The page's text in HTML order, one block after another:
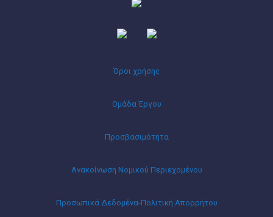
Όροι χρήσης
Ομάδα Έργου
Προσβασιμότητα
Ανακοίνωση Νομικού Περιεχομένου
Προσωπικά Δεδομένα-Πολιτική Απορρήτου